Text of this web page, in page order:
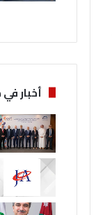
أخبار